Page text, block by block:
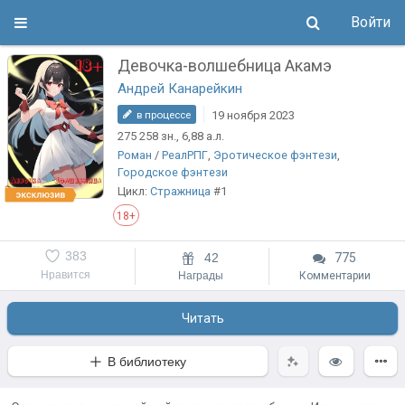
Войти
Девочка-волшебница Акамэ
Андрей Канарейкин
в процессе
19 ноября 2023
275 258 зн., 6,88 а.л.
Роман /РеалРПГ, Эротическое фэнтези,
Городское фэнтези
Цикл:Стражница #1
18+
Нравится
383 42
Награды
775
Комментарии
Читать
В библиотеку